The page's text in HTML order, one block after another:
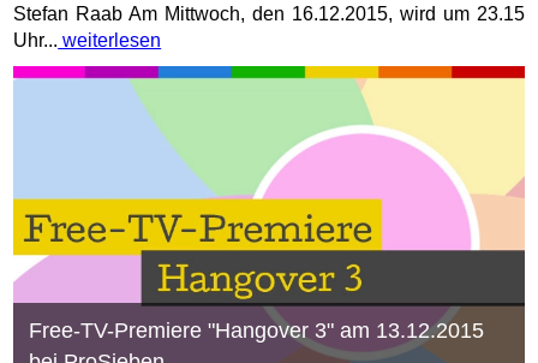
Stefan Raab Am Mittwoch, den 16.12.2015, wird um 23.15
Uhr... weiterlesen
Free-TV-Premiere "Hangover 3" am 13.12.2015